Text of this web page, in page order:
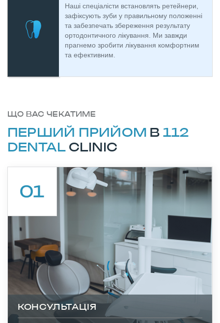
Наші спеціалісти встановлять ретейнери,
зафіксують зуби у правильному положенні
та забезпечать збереження результату
ортодонтичного лікування. Ми завжди
прагнемо зробити лікування комфортним
та ефективним.
ЩО ВАС ЧЕКАТИМЕ
ПЕРШИЙ ПРИЙОМ В 112
DENTALCLINIC
КОНСУЛЬТАЦІЯ